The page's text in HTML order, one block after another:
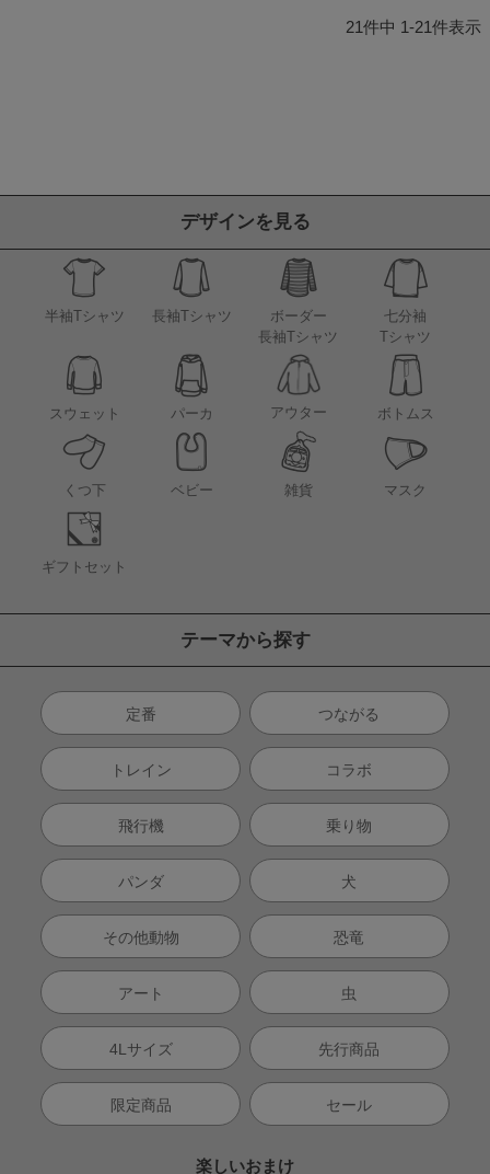
21件中 1-21件表示
デザインを見る
半袖Tシャツ 長袖Tシャツ
ボーダー
長袖Tシャツ
七分袖
Tシャツ
スウェット パーカ アウター ボトムス
くつ下 ベビー 雑貨 マスク
ギフトセット
テーマから探す
定番 つながる
トレイン コラボ
飛行機 乗り物
パンダ 犬
その他動物 恐竜
アート 虫
4Lサイズ 先行商品
限定商品 セール
楽しいおまけ